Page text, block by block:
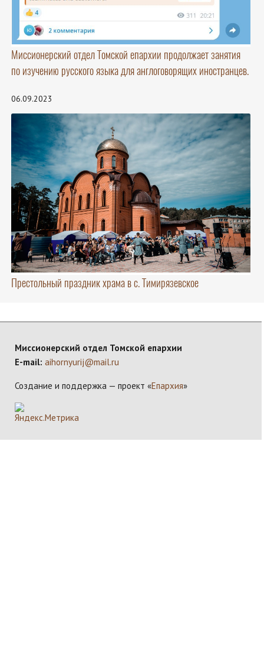
Миссионерский отдел Томской епархии продолжает занятия
по изучению русского языка для англоговорящих иностранцев.
06.09.2023
Престольный праздник храма в с. Тимирязевское
Миссионерский отдел Томской епархии
E-mail: aihornyurij@mail.ru
Создание и поддержка — проект «Епархия»